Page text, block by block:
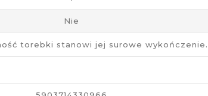
Nie
torebki stanowi jej surowe wykończenie.